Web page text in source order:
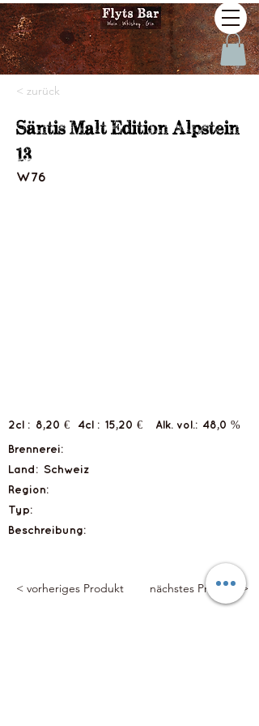
< zurück
Säntis Malt Edition Alpstein
13
W76
2cl : 8,20 € 4cl : Alk. vol.: 48,0 %
15,20 €
Brennerei:
Land: Schweiz
Region:
Typ:
Beschreibung:
< vorheriges Produkt nächstes Produkt >